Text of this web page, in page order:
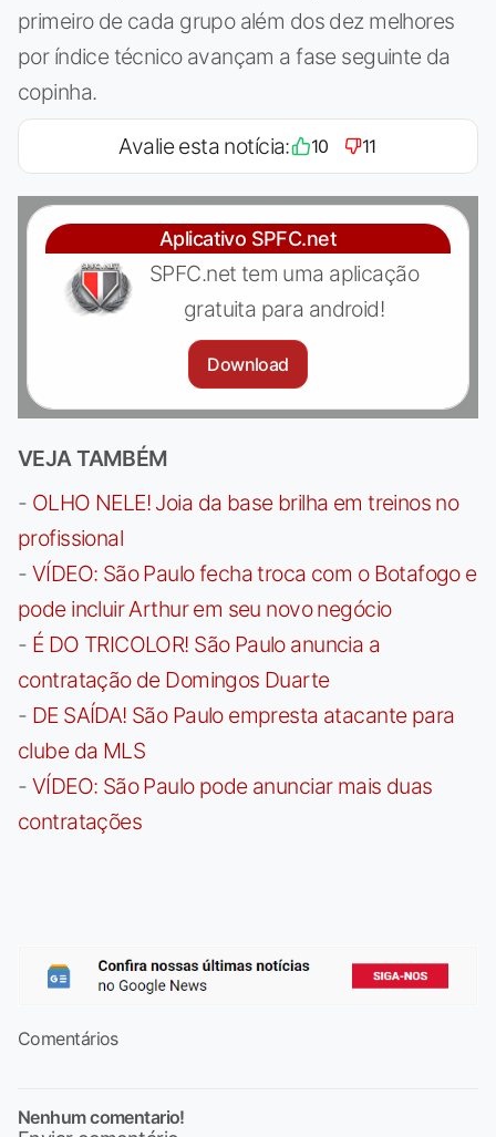
primeiro de cada grupo além dos dez melhores
por índice técnico avançam a fase seguinte da
copinha.
Avalie esta notícia: 10 11
Aplicativo SPFC.net
SPFC.net tem uma aplicação
gratuita para android!
Download
VEJA TAMBÉM
- OLHO NELE! Joia da base brilha em treinos no
profissional
- VÍDEO: São Paulo fecha troca com o Botafogo e
pode incluir Arthur em seu novo negócio
- É DO TRICOLOR! São Paulo anuncia a
contratação de Domingos Duarte
- DE SAÍDA! São Paulo empresta atacante para
clube da MLS
- VÍDEO: São Paulo pode anunciar mais duas
contratações
Comentários
Nenhum comentario!